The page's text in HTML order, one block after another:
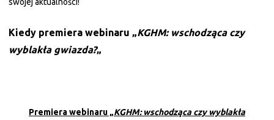
Kiedy premiera webinaru „KGHM: wschodząca czy
wyblakła gwiazda?„
Premiera webinaru „KGHM: wschodząca czy wyblakła